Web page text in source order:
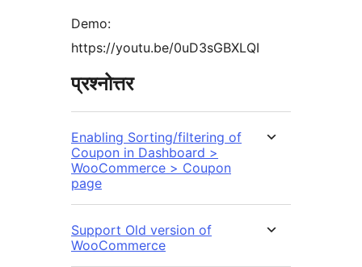
Demo:
https://youtu.be/0uD3sGBXLQI
प्रश्नोत्तर
Enabling Sorting/filtering of
Coupon in Dashboard >
WooCommerce > Coupon
page
Support Old version of
WooCommerce